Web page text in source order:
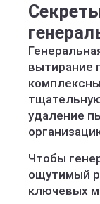
вытирание
удаление
Чтобы
ощутимый
ключевых